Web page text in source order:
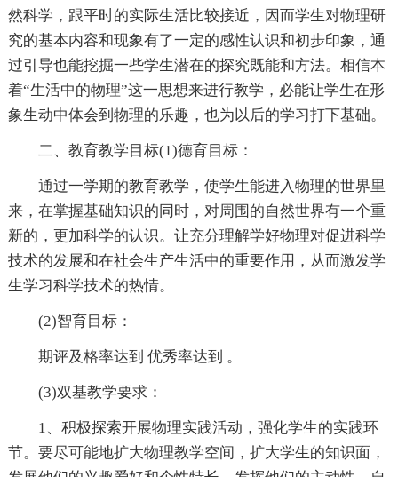
然科学，跟平时的实际生活比较接近，因而学生对物理研
究的基本内容和现象有了一定的感性认识和初步印象，通
过引导也能挖掘一些学生潜在的探究既能和方法。相信本
着“生活中的物理”这一思想来进行教学，必能让学生在形
象生动中体会到物理的乐趣，也为以后的学习打下基础。
二、教育教学目标(1)德育目标：
通过一学期的教育教学，使学生能进入物理的世界里
来，在掌握基础知识的同时，对周围的自然世界有一个重
新的，更加科学的认识。让充分理解学好物理对促进科学
技术的发展和在社会生产生活中的重要作用，从而激发学
生学习科学技术的热情。
(2)智育目标：
期评及格率达到 优秀率达到 。
(3)双基教学要求：
1、积极探索开展物理实践活动，强化学生的实践环
节。要尽可能地扩大物理教学空间，扩大学生的知识面，